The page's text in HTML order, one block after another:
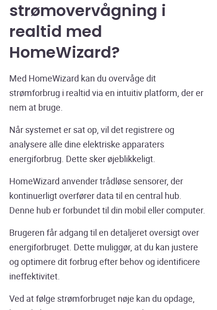
strømovervågning i
realtid med
HomeWizard?
Med HomeWizard kan du overvåge dit
strømforbrug i realtid via en intuitiv platform, der er
nem at bruge.
Når systemet er sat op, vil det registrere og
analysere alle dine elektriske apparaters
energiforbrug. Dette sker øjeblikkeligt.
HomeWizard anvender trådløse sensorer, der
kontinuerligt overfører data til en central hub.
Denne hub er forbundet til din mobil eller computer.
Brugeren får adgang til en detaljeret oversigt over
energiforbruget. Dette muliggør, at du kan justere
og optimere dit forbrug efter behov og identificere
ineffektivitet.
Ved at følge strømforbruget nøje kan du opdage,